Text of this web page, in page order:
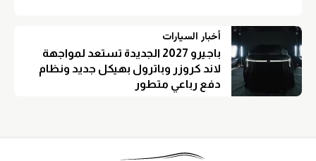
أخبار السيارات
باجيرو 2027 الجديدة تستعد لمواجهة
لاند كروزر وباترول بهيكل جديد ونظام
دفع رباعي متطور